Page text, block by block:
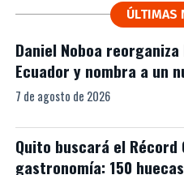
ÚLTIMAS
Daniel Noboa
Ecuador y nombra a un
7 de agosto de 2026
Quito buscará el Récord
gastronomía: 150